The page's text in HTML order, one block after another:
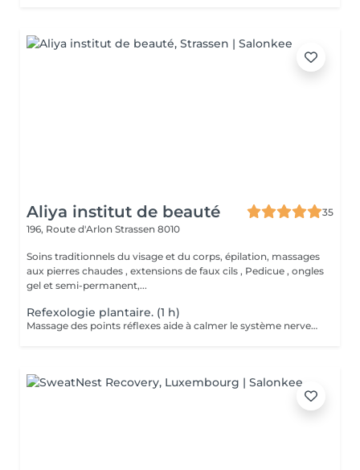
Aliya institut de beauté
35
196, Route d'Arlon Strassen 8010
Soins traditionnels du visage et du corps, épilation, massages
aux pierres chaudes , extensions de faux cils , Pedicue , ongles
gel et semi-permanent,...
Refexologie plantaire. (1 h)
Massage des points réflexes aide à calmer le système nerveux et favorise une profonde détente Effets: -s'endormir plus facilement -réduire les réveil nocturnes -Atténue les maux de tête, les tensions musculaires, les douleurs liées au stress -Elimine les toxines -Réduit la sensation de jambes lourdes -Stimule la digestion, le système immunitaire ainsi que l'équilibre hormonal Les effets varient selon les personnes et les besoins à traiter A faire seul, en cure ou avec un soin "énergétique Lahochi"